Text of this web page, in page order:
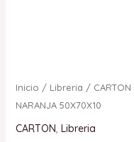
Inicio / Libreria / CARTON
NARANJA 50X70X10
CARTON, Libreria